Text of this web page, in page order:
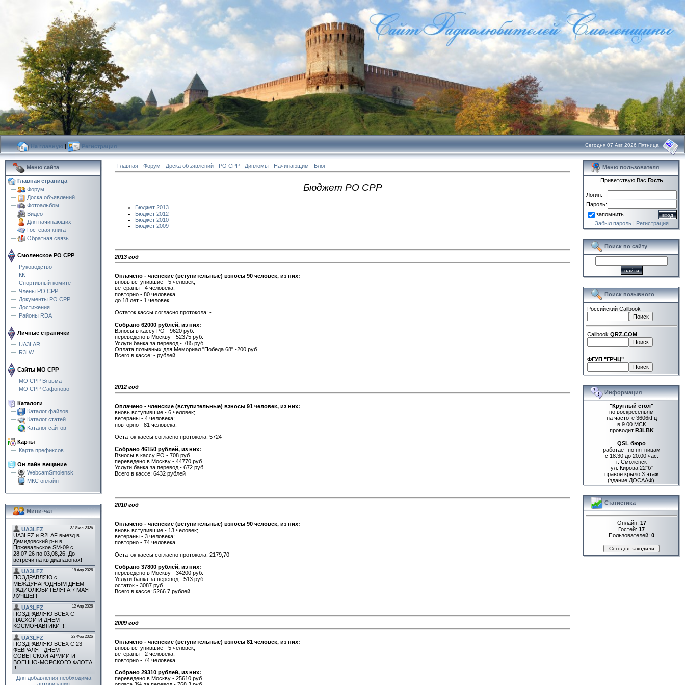
На главную| Регистрация Сегодня 07 Авг 2026 Пятница
Меню сайта
Главная страница
Форум
Доска объявлений
Фотоальбом
Видео
Для начинающих
Гостевая книга
Обратная связь
Смоленское РО СРР
Руководство
КК
Спортивный комитет
Члены РО СРР
Документы РО СРР
Достижения
Районы RDA
Личные странички
UA3LAR
R3LW
Сайты МО СРР
МО СРР Вязьма
МО СРР Сафоново
Каталоги
Каталог файлов
Каталог статей
Каталог сайтов
Карты
Карта префиксов
Он лайн вещание
WebcamSmolensk
МКС онлайн
Мини-чат
Для добавления необходима
Главная Форум Доска объявлений РО СРР Дипломы Начинающим Блог
Бюджет РО СРР
Бюджет 2013
Бюджет 2012
Бюджет 2010
Бюджет 2009
2013 год
Оплачено - членские (вступительные) взносы 90 человек, из них:
вновь вступившие - 5 человек;
ветераны - 4 человека;
повторно - 80 человека.
до 18 лет - 1 человек.
Остаток кассы согласно протокола: -
Собрано 62000 рублей, из них:
Взносы в кассу РО - 9620 руб.
переведено в Москву - 52375 руб.
Услуги банка за перевод - 785 руб.
Оплата позывных для Мемориал "Победа 68" -200 руб.
Всего в кассе: - рублей
2012 год
Оплачено - членские (вступительные) взносы 91 человек, из них:
вновь вступившие - 6 человек;
ветераны - 4 человека;
повторно - 81 человека.
Остаток кассы согласно протокола: 5724
Собрано 46150 рублей, из них:
Взносы в кассу РО - 708 руб.
переведено в Москву - 44770 руб.
Услуги банка за перевод - 672 руб.
Всего в кассе: 6432 рублей
2010 год
Оплачено - членские (вступительные) взносы 90 человек, из них:
вновь вступившие - 13 человек;
ветераны - 3 человека;
повторно - 74 человека.
Остаток кассы согласно протокола: 2179,70
Собрано 37800 рублей, из них:
переведено в Москву - 34200 руб.
Услуги банка за перевод - 513 руб.
остаток - 3087 руб
Всего в кассе: 5266.7 рублей
2009 год
Оплачено - членские (вступительные) взносы 81 человек, из них:
вновь вступившие - 5 человек;
ветераны - 2 человека;
повторно - 74 человека.
Собрано 29310 рублей, из них:
переведено в Москву - 25610 руб.
Меню пользователя
Приветствую Вас Гость
Логин:
Пароль:
запомнить
Забыл пароль| Регистрация
Поиск по сайту
Поиск позывного
Российский Callbook
Callbook QRZ.COM
ФГУП "ГРЧЦ"
Информация
"Круглый стол"
по воскресеньям
на частоте 3606кГц
в 9.00 МСК
проводит R3LBK
QSL бюро
работает по пятницам
с 18.30 до 20.00 час.
г. Смоленск
ул. Кирова 22"б"
правое крыло 3 этаж
(здание ДОСААФ).
Статистика
Онлайн: 17
Гостей: 17
Пользователей: 0